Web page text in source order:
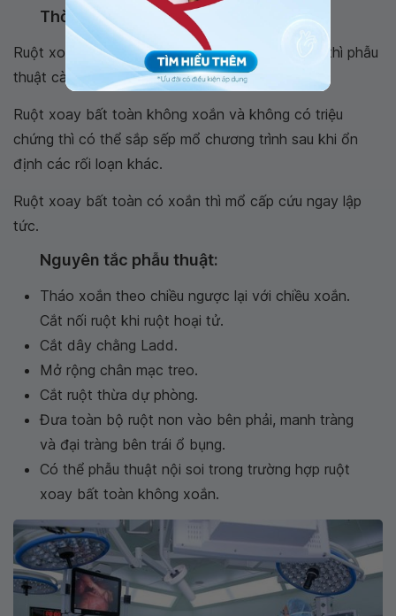
Thời điểm phẫu thuật:
Ruột xoay bất toàn không xoắn có triệu chứng thì phẫu
thuật càng sớm càng tốt vì có nguy cơ xoắn.
Ruột xoay bất toàn không xoắn và không có triệu
chứng thì có thể sắp sếp mổ chương trình sau khi ổn
định các rối loạn khác.
Ruột xoay bất toàn có xoắn thì mổ cấp cứu ngay lập
tức.
Nguyên tắc phẫu thuật:
Tháo xoắn theo chiều ngược lại với chiều xoắn.
Cắt nối ruột khi ruột hoại tử.
Cắt dây chằng Ladd.
Mở rộng chân mạc treo.
Cắt ruột thừa dự phòng.
Đưa toàn bộ ruột non vào bên phải, manh tràng
và đại tràng bên trái ổ bụng.
Có thể phẫu thuật nội soi trong trường hợp ruột
xoay bất toàn không xoắn.